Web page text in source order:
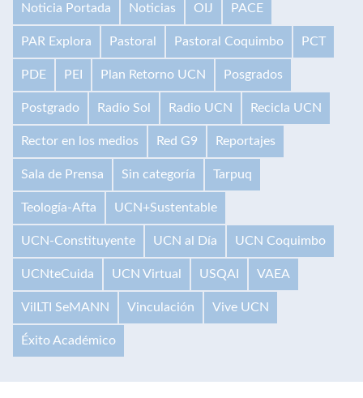
Noticia Portada Noticias OIJ PACE
PAR Explora Pastoral Pastoral Coquimbo PCT
PDE PEI Plan Retorno UCN Posgrados
Postgrado Radio Sol Radio UCN Recicla UCN
Rector en los medios Red G9 Reportajes
Sala de Prensa Sin categoría Tarpuq
Teología-Afta UCN+Sustentable
UCN-Constituyente UCN al Día UCN Coquimbo
UCNteCuida UCN Virtual USQAI VAEA
VilLTI SeMANN Vinculación Vive UCN
Éxito Académico